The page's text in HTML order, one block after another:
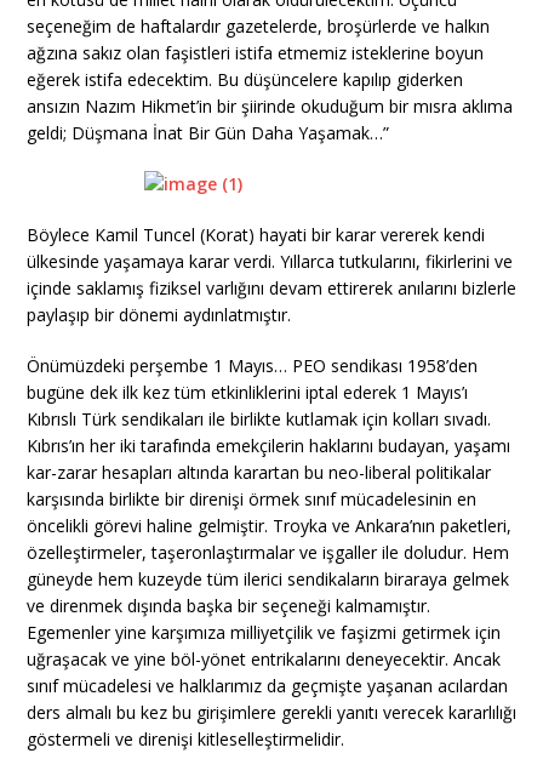
seçeneğim de haftalardır gazetelerde, broşürlerde ve halkın
ağzına sakız olan faşistleri istifa etmemiz isteklerine boyun
eğerek istifa edecektim. Bu düşüncelere kapılıp giderken
ansızın Nazım Hikmet’in bir şiirinde okuduğum bir mısra aklıma
geldi; Düşmana İnat Bir Gün Daha Yaşamak…”
Böylece Kamil Tuncel (Korat) hayati bir karar vererek kendi
ülkesinde yaşamaya karar verdi. Yıllarca tutkularını, fikirlerini ve
içinde saklamış fiziksel varlığını devam ettirerek anılarını bizlerle
paylaşıp bir dönemi aydınlatmıştır.
Önümüzdeki perşembe 1 Mayıs… PEO sendikası 1958’den
bugüne dek ilk kez tüm etkinliklerini iptal ederek 1 Mayıs’ı
Kıbrıslı Türk sendikaları ile birlikte kutlamak için kolları sıvadı.
Kıbrıs’ın her iki tarafında emekçilerin haklarını budayan, yaşamı
kar-zarar hesapları altında karartan bu neo-liberal politikalar
karşısında birlikte bir direnişi örmek sınıf mücadelesinin en
öncelikli görevi haline gelmiştir. Troyka ve Ankara’nın paketleri,
özelleştirmeler, taşeronlaştırmalar ve işgaller ile doludur. Hem
güneyde hem kuzeyde tüm ilerici sendikaların biraraya gelmek
ve direnmek dışında başka bir seçeneği kalmamıştır.
Egemenler yine karşımıza milliyetçilik ve faşizmi getirmek için
uğraşacak ve yine böl-yönet entrikalarını deneyecektir. Ancak
sınıf mücadelesi ve halklarımız da geçmişte yaşanan acılardan
ders almalı bu kez bu girişimlere gerekli yanıtı verecek kararlılığı
göstermeli ve direnişi kitleselleştirmelidir.